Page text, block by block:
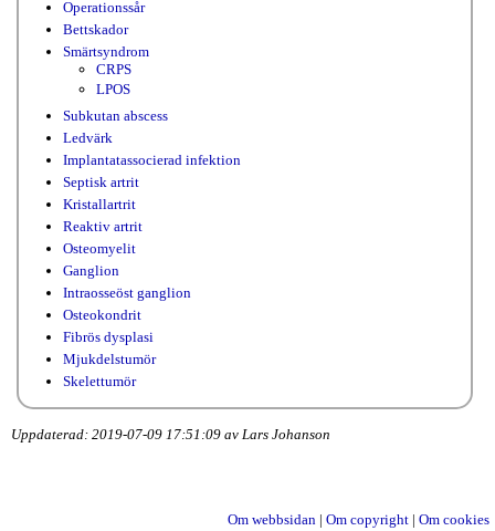
Operationssår
Bettskador
Smärtsyndrom
CRPS
LPOS
Subkutan abscess
Ledvärk
Implantatassocierad infektion
Septisk artrit
Kristallartrit
Reaktiv artrit
Osteomyelit
Ganglion
Intraosseöst ganglion
Osteokondrit
Fibrös dysplasi
Mjukdelstumör
Skelettumör
Uppdaterad: 2019-07-09 17:51:09 av Lars Johanson
Om webbsidan | Om copyright | Om cookies